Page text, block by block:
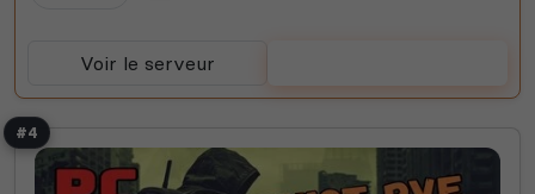
Voir le serveur
#4